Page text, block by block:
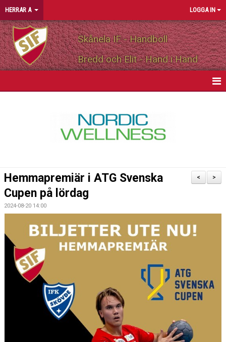
HERRAR A LOGGA IN
Skånela IF - Handboll
Bredd och Elit - Hand i Hand
TRUPPEN
PERSONLIGA PARTNERS
BILDGALLERI
DOKUMENT
KONTAKT
>
<
Hemmapremiär i ATG Svenska
Cupen på lördag
2024-08-20 14:00